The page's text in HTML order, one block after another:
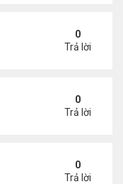
18/21
0
Trả lời
21- 6/18/210
Trả lời
6/18/21
0
Trả lời